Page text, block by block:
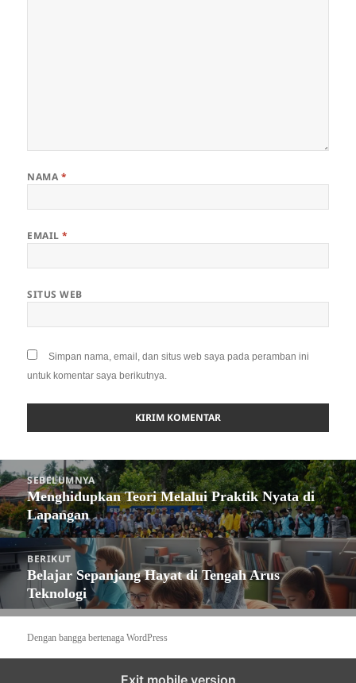
NAMA *
EMAIL*
SITUS WEB
Simpan nama, email, dan situs web saya pada peramban ini
untuk komentar saya berikutnya.
Navigasi
pos
SEBELUMNYA
Pos
sebelumnya:
Menghidupkan Teori Melalui Praktik Nyata di
Lapangan
BERIKUT
Pos
berikutnya:
Belajar Sepanjang Hayat di Tengah Arus
Teknologi
Dengan bangga bertenaga WordPress